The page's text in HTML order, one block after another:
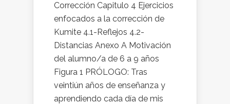
Corrección Capitulo 4 Ejercicios
enfocados a la corrección de
Kumite 4.1-Reflejos 4.2-
Distancias Anexo A Motivación
del alumno/a de 6 a 9 años
Figura 1 PRÓLOGO: Tras
veintiún años de enseñanza y
aprendiendo cada día de mis